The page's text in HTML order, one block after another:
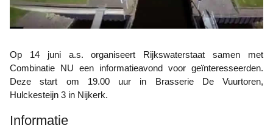
Op 14 juni a.s. organiseert Rijkswaterstaat samen met
Combinatie NU een informatieavond voor geïnteresseerden.
Deze start om 19.00 uur in Brasserie De Vuurtoren,
Hulckesteijn 3 in Nijkerk.
Informatie